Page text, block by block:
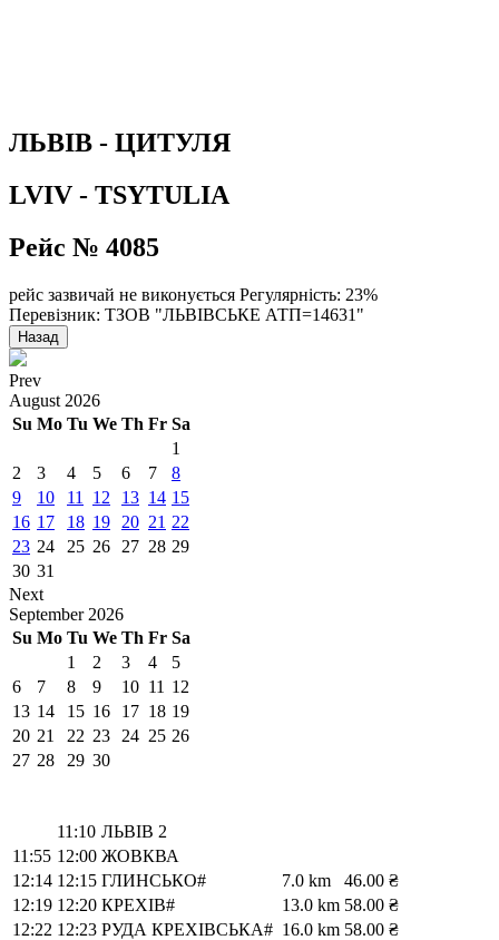
ЛЬВІВ - ЦИТУЛЯ
LVIV - TSYTULIA
Рейс № 4085
рейс зазвичай не виконується Регулярність: 23%
Перевізник: ТЗОВ "ЛЬВІВСЬКЕ АТП=14631"
Назад
Prev
August 2026
Su Mo Tu We Th Fr Sa
1
2
3 4 5 6 7
8
9
10 11 12 13 14 15
16 17 18 19 20 21 22
23 24 25 26 27 28 29
30 31
Next
September 2026
Su Mo Tu We Th Fr Sa
1
2 3 4
5
6
7 8 9 10 11 12
13 14 15 16 17 18 19
20 21 22 23 24 25 26
27 28 29 30
11:10 ЛЬВІВ 2
11:55 12:00 ЖОВКВА
12:14 12:15 ГЛИНСЬКО# 7.0 km
46.00 ₴
12:19 12:20 КРЕХІВ# 13.0 km 58.00 ₴
12:22 12:23 РУДА КРЕХІВСЬКА# 16.0 km 58.00 ₴